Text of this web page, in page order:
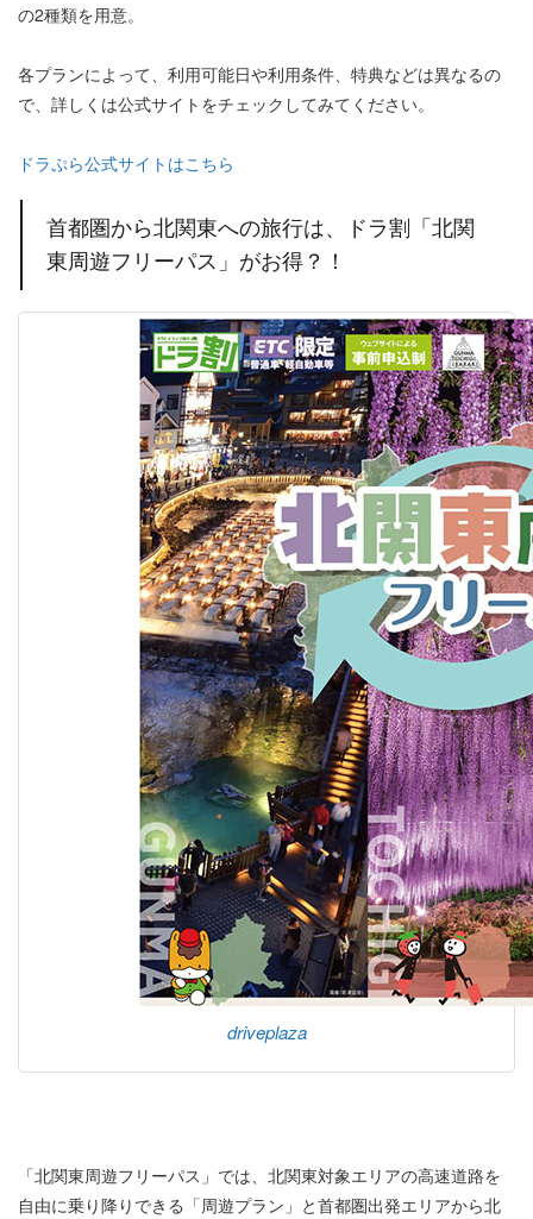
の2種類を用意。
各プランによって、利用可能日や利用条件、特典などは異なるの
で、詳しくは公式サイトをチェックしてみてください。
ドラぷら公式サイトはこちら
首都圏から北関東への旅行は、ドラ割「北関
東周遊フリーパス」がお得？！
driveplaza
「北関東周遊フリーパス」では、北関東対象エリアの高速道路を
自由に乗り降りできる「周遊プラン」と首都圏出発エリアから北